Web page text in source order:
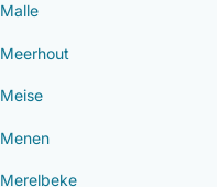
Malle
Meerhout
Meise
Menen
Merelbeke